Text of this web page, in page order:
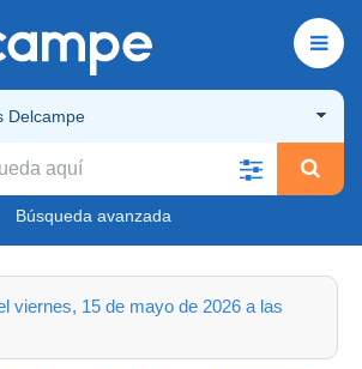
Delcampe
Búsqueda avanzada
viernes, 15 de mayo de 2026 a las